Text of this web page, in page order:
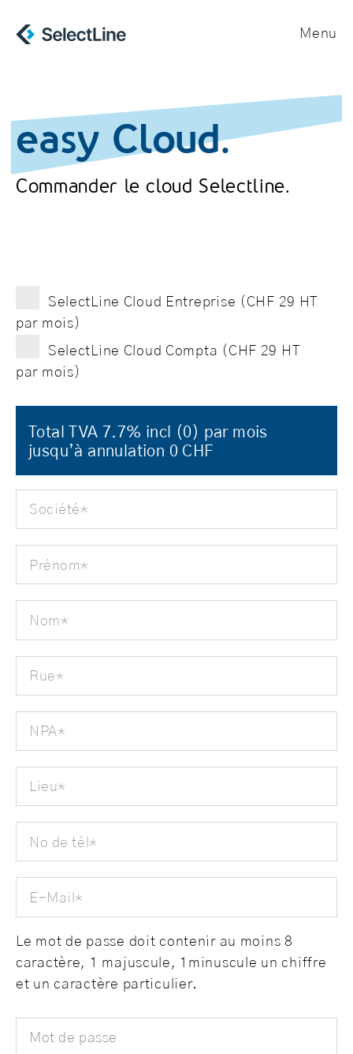
Menu
easy Cloud.
Commander le cloud Selectline.
SelectLine Cloud Entreprise (CHF 29 HT
par mois)
SelectLine Cloud Compta (CHF 29 HT
par mois)
Total TVA 7.7% incl ( 0 ) par mois
jusqu’à annulation 0 CHF
Société*
Prénom*
Nom *
Rue*
NPA*
Lieu*
No de tél *
E-Mail *
Le mot de passe doit contenir au moins 8
caractère, 1 majuscule, 1minuscule un chiffre
et un caractère particulier.